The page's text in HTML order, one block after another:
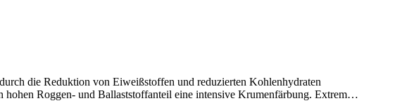
die Reduktion von Eiweißstoffen und reduzierten Kohlenhydraten
Roggen- und Ballaststoffanteil eine intensive Krumenfärbung. Extrem…